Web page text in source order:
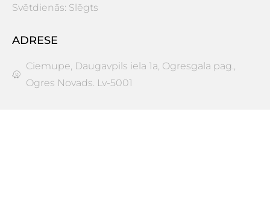
Svētdienās: Slēgts
ADRESE
Ciemupe, Daugavpils iela 1a, Ogresgala pag.,
Ogres Novads. Lv-5001